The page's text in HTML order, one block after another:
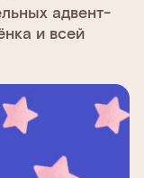
адвент-
и всей